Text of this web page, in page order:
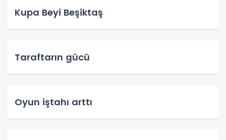
Kupa Beyi Beşiktaş
Taraftarın gücü
Oyun iştahı arttı